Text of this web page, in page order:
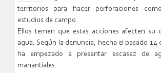
territorios para hacer perforaciones
estudios de campo.
Ellos temen que estas acciones afecten su
agua. Según la denuncia, hecha el pasado 14
ha empezado a presentar escasez de
manantiales.